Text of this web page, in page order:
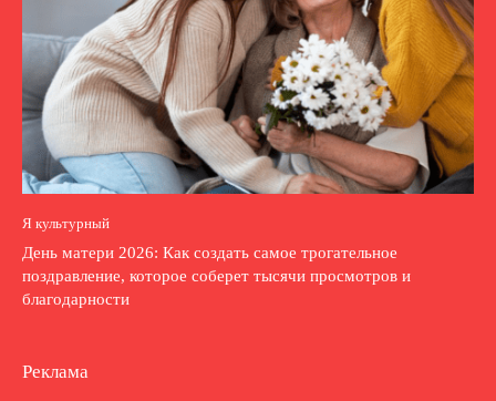
Я культурный
День матери 2026: Как создать самое трогательное
поздравление, которое соберет тысячи просмотров и
благодарности
Реклама